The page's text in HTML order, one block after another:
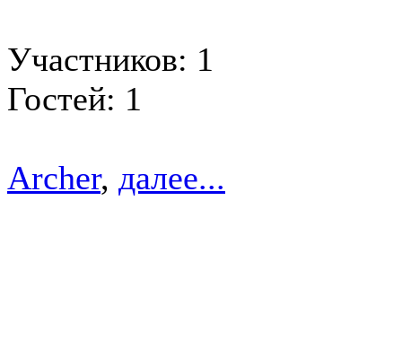
Участников: 1
Гостей: 1
Archer, далее...